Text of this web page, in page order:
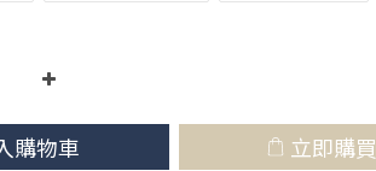
購物車 立即購買